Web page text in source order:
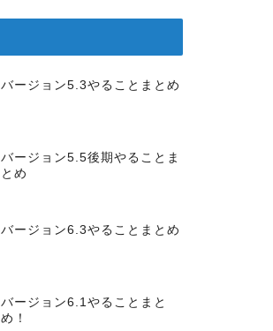
バージョン5.3やることまとめ
バージョン5.5後期やることま
とめ
バージョン6.3やることまとめ
バージョン6.1やることまと
め！